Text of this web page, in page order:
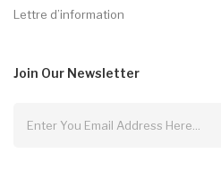
Lettre d’information
Join Our Newsletter